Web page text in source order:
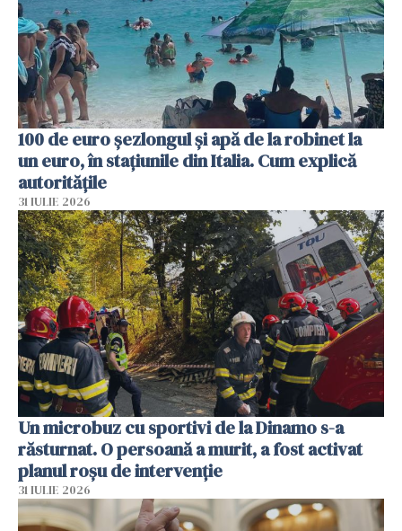
100 de euro șezlongul și apă de la robinet la
un euro, în stațiunile din Italia. Cum explică
autoritățile
31 IULIE 2026
Un microbuz cu sportivi de la Dinamo s-a
răsturnat. O persoană a murit, a fost activat
planul roșu de intervenție
31 IULIE 2026